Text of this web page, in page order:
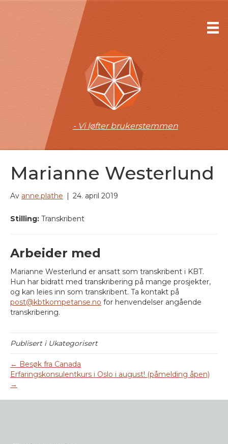
- Vi løfter brukerstemmen
Marianne Westerlund
Av anne.plathe | 24. april 2019
Stilling: Transkribent
Arbeider med
Marianne Westerlund er ansatt som transkribent i KBT.
Hun har bidratt med transkribering på mange prosjekter,
og kan leies inn som transkribent. Ta kontakt på
post@kbtkompetanse.no for henvendelser angående
transkribering.
Publisert i Ukategorisert
← Besøk fra Canada
Erfaringskonsulentkurs i Oslo i august! (påmelding åpen)
→